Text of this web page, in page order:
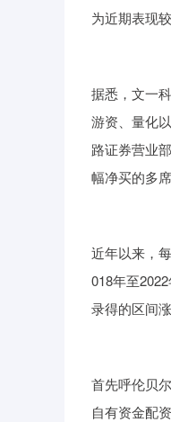
为近期表现
据悉，文一
游资、量化
路证券营业
幅净买的多
近年以来，
018年至
录得的区间
首先呼伦贝
自有资金配